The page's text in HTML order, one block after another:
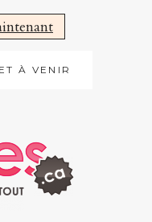
À VENIR